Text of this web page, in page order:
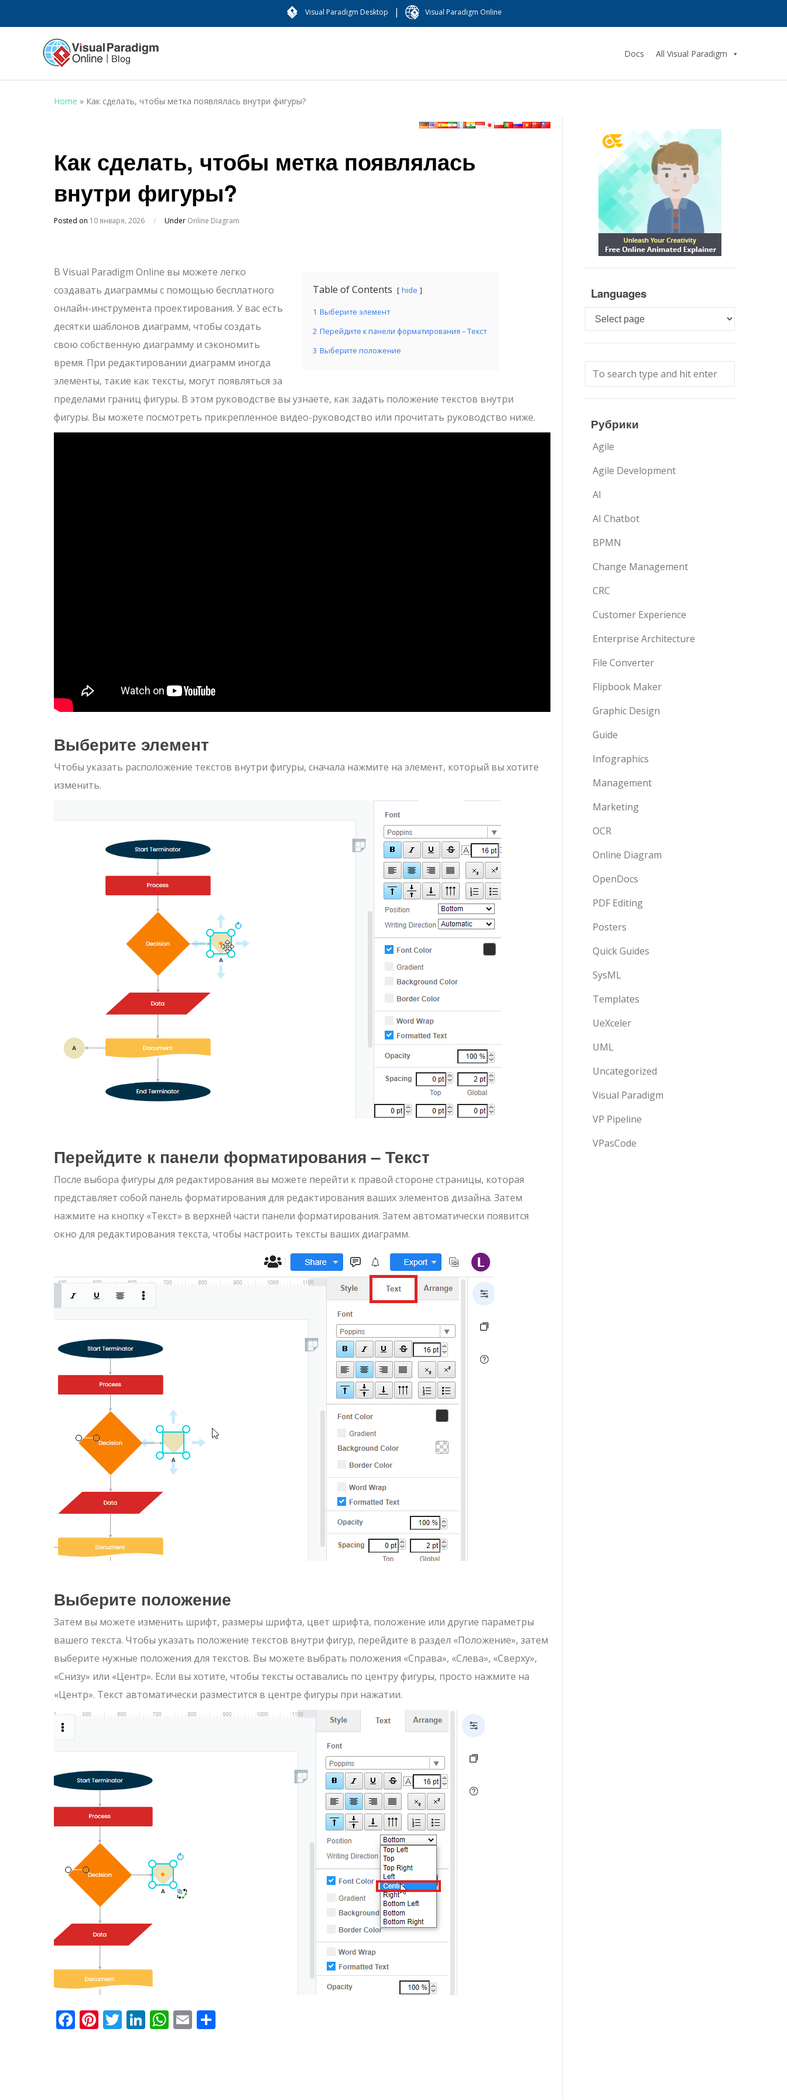
Visual Paradigm Desktop | Visual Paradigm Online
Docs All Visual Paradigm
Home » Как сделать, чтобы метка появлялась внутри фигуры?
Как сделать, чтобы метка появлялась
внутри фигуры?
Posted on 10 января, 2026 / Under Online Diagram
Table of Contents hide
1 Выберите элемент
2 Перейдите к панели форматирования – Текст
3 Выберите положение
В Visual Paradigm Online вы можете легко
создавать диаграммы с помощью бесплатного
онлайн-инструмента проектирования. У вас есть
десятки шаблонов диаграмм, чтобы создать
свою собственную диаграмму и сэкономить
время. При редактировании диаграмм иногда
элементы, такие как тексты, могут появляться за
пределами границ фигуры. В этом руководстве вы узнаете, как задать положение текстов внутри
фигуры. Вы можете посмотреть прикрепленное видео-руководство или прочитать руководство ниже.
Выберите элемент
Чтобы указать расположение текстов внутри фигуры, сначала нажмите на элемент, который вы хотите
изменить.
Перейдите к панели форматирования – Текст
После выбора фигуры для редактирования вы можете перейти к правой стороне страницы, которая
представляет собой панель форматирования для редактирования ваших элементов дизайна. Затем
нажмите на кнопку «Текст» в верхней части панели форматирования. Затем автоматически появится
окно для редактирования текста, чтобы настроить тексты ваших диаграмм.
Выберите положение
Затем вы можете изменить шрифт, размеры шрифта, цвет шрифта, положение или другие параметры
вашего текста. Чтобы указать положение текстов внутри фигур, перейдите в раздел «Положение», затем
выберите нужные положения для текстов. Вы можете выбрать положения «Справа», «Слева», «Сверху»,
«Снизу» или «Центр». Если вы хотите, чтобы тексты оставались по центру фигуры, просто нажмите на
«Центр». Текст автоматически разместится в центре фигуры при нажатии.
Facebook
Pinterest
Twitter
LinkedIn
WhatsApp
Email
Languages
Languages
Рубрики
Agile
Agile Development
AI
AI Chatbot
BPMN
Change Management
CRC
Customer Experience
Enterprise Architecture
File Converter
Flipbook Maker
Graphic Design
Guide
Infographics
Management
Marketing
OCR
Online Diagram
OpenDocs
PDF Editing
Posters
Quick Guides
SysML
Templates
UeXceler
UML
Uncategorized
Visual Paradigm
VP Pipeline
VPasCode